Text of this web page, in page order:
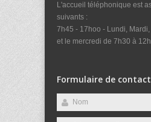
L'accueil téléphonique est
suivants :
7h45 - 17hoo - Lundi,
et le mercredi de 7h30 à
Formulaire de contact